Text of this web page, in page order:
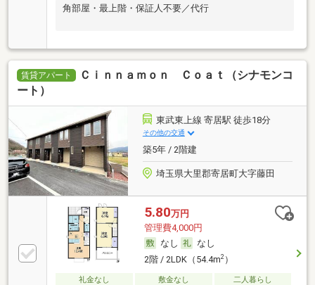
角部屋・最上階・保証人不要／代行
賃貸アパート
Ｃｉｎｎａｍｏｎ Ｃｏａｔ（シナモンコ
ート）
東武東上線 寄居駅 徒歩18分
その他の交通
築5年 / 2階建
埼玉県大里郡寄居町大字藤田
5.80万円
管理費4,000円
なし
なし
2階 / 2LDK（54.4m2）
礼金なし 敷金なし
二人暮らし